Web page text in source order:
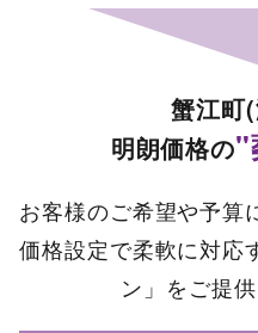
蟹江町
明朗価格の"
お客様のご希望や予算
価格設定で柔軟に対応
ン」をご提